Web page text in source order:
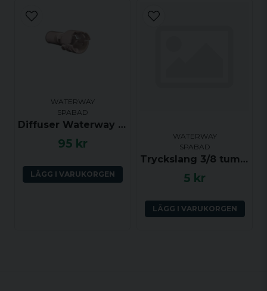
WATERWAY
SPABAD
Diffuser Waterway Clusterstorm (klick)
95 kr
LÄGG I VARUKORGEN
WATERWAY
SPABAD
Tryckslang 3/8 tum (YD ca 14 mm, ID ca 9.5 mm) per dm
5 kr
LÄGG I VARUKORGEN